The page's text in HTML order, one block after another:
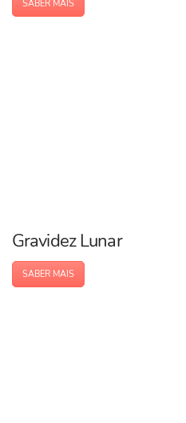
SABER MAIS
Gravidez Lunar
SABER MAIS